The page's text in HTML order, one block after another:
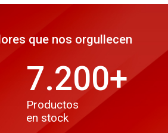
que nos orgullecen
7.200+
Productos
en stock